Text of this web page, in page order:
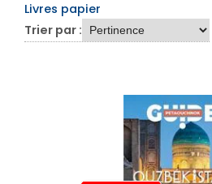
Livres papier
Trier par :